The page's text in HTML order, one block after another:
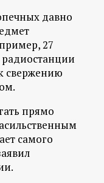
давно
27
радиостанции
свержению
прямо
самого